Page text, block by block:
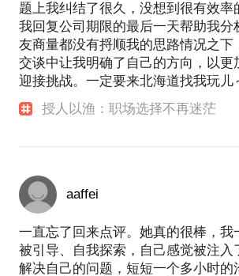
题上我纠结了很久，没想到很有效率
我回复公司期限的最后一天帮助我分
友商量都没有捋顺我的思路情况之下
交谈中让我明确了自己的方向，以更
迎接挑战。一定要来北海道找我玩儿
授人以渔：职场选择不再迷茫
aaffei
一直忘了回来点评。她真的很棒，我
被引导、自我探索，自己感觉被注入
解决自己的问题，短短一个多小时的